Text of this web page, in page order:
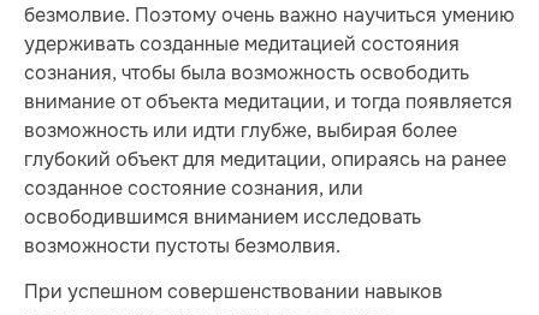
безмолвие. Поэтому очень важно научиться умению
удерживать созданные медитацией состояния
сознания, чтобы была возможность освободить
внимание от объекта медитации, и тогда появляется
возможность или идти глубже, выбирая более
глубокий объект для медитации, опираясь на ранее
созданное состояние сознания, или
освободившимся вниманием исследовать
возможности пустоты безмолвия.
При успешном совершенствовании навыков